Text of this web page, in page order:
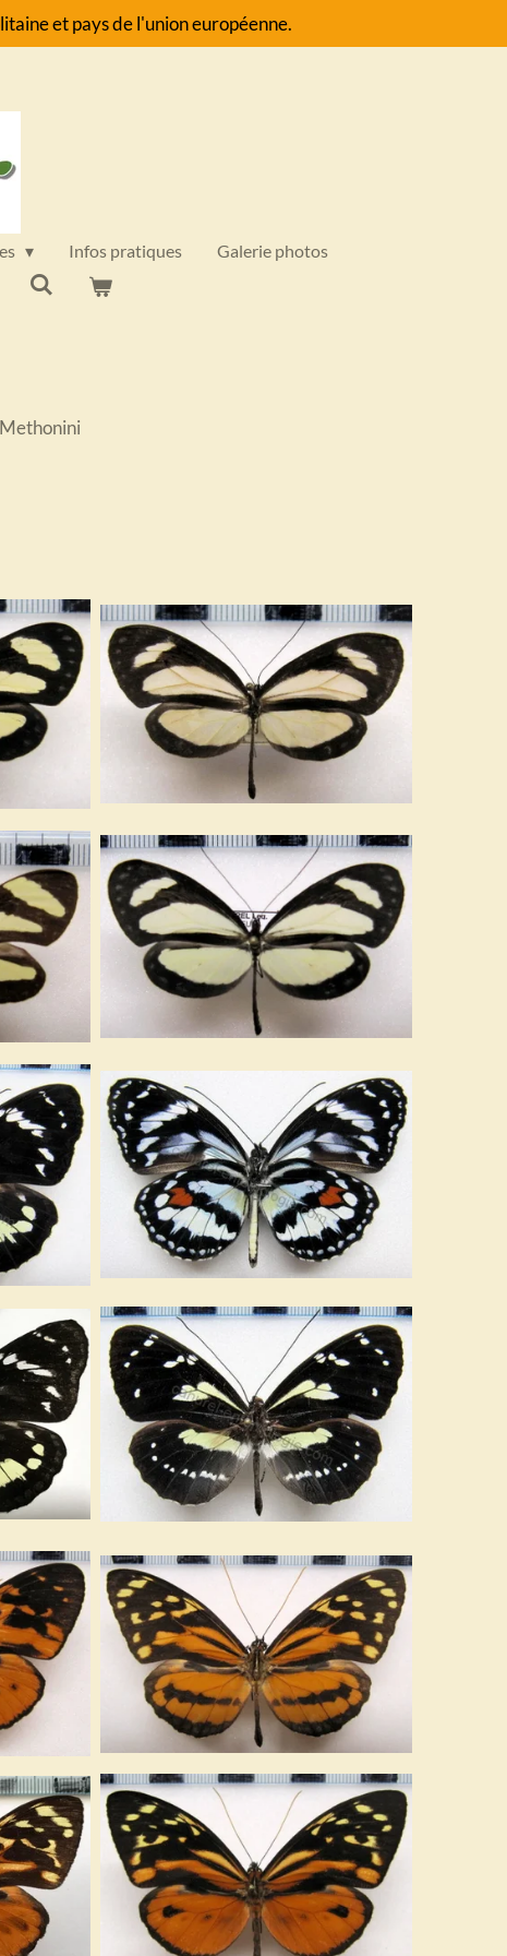
et pays de l'union européenne.
Infos pratiques
Galerie photos